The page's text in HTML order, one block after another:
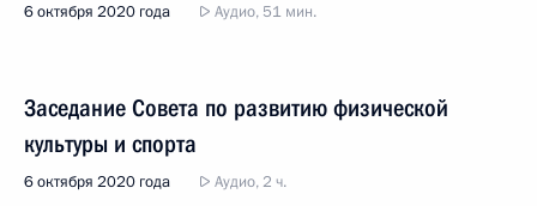
6 октября 2020 года Аудио, 51 мин.
Заседание Совета по развитию физической
культуры и спорта
6 октября 2020 года Аудио, 2 ч.